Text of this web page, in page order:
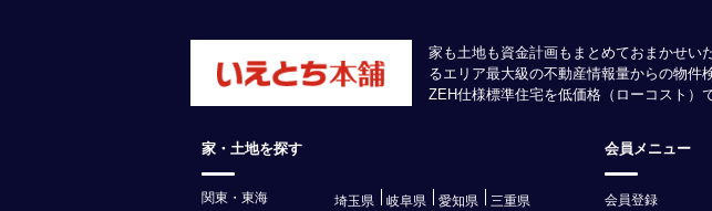
家も土地も資金計画もまとめておまかせい
るエリア最大級の不動産情報量からの物件
ZEH仕様標準住宅を低価格（ローコスト）
家・土地を探す
関東・東海 埼玉県 岐阜県 愛知県
三重県
会員メニュー
会員登録